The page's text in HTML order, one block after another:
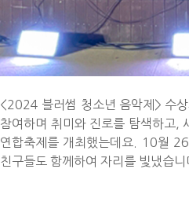
<2024 블러썸 청소년 음악제> 수
참여하며 취미와 진로를 탐색하고,
연합축제를 개최했는데요. 10월
친구들도 함께하여 자리를 빛냈습니